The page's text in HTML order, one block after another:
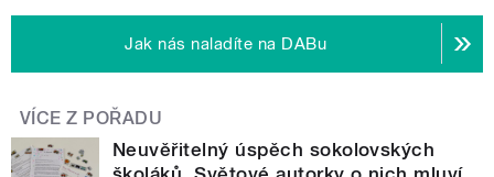
Jak nás naladíte na DABu
VÍCE Z POŘADU
Neuvěřitelný úspěch sokolovských